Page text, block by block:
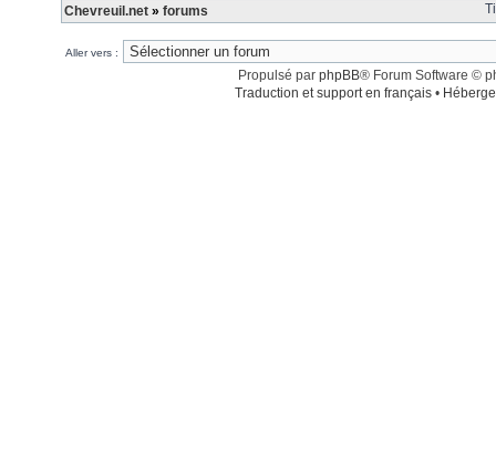
Chevreuil.net » forums
Aller vers :
Propulsé par phpBB® Forum Software ©
Traduction et support en français •